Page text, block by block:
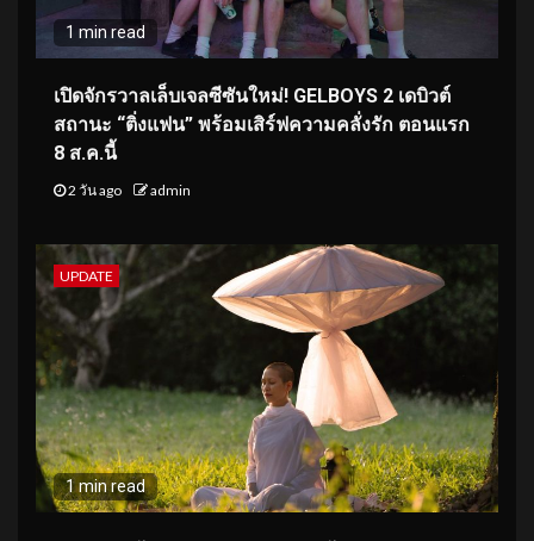
1 min read
เปิดจักรวาลเล็บเจลซีซันใหม่! GELBOYS 2 เดบิวต์
สถานะ “ติ่งแฟน” พร้อมเสิร์ฟความคลั่งรัก ตอนแรก
8 ส.ค.นี้
2 วัน ago admin
UPDATE
1 min read